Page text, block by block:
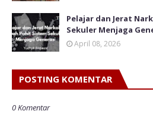
Pelajar dan Jerat
Sekuler Menjaga
April 08, 2026
POSTING KOMENTAR
0 Komentar